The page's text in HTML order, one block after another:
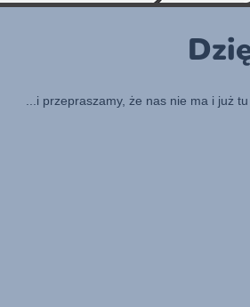
...i przepraszamy, że nas nie ma i już